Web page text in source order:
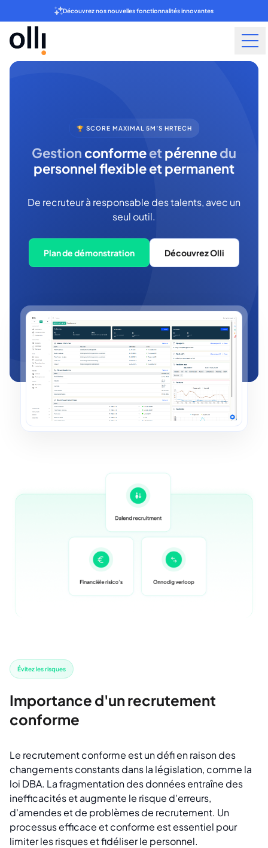
Découvrez nos nouvelles fonctionnalités innovantes
🏆 SCORE MAXIMAL 5M’S HRTECH
Gestion conformeetpérennedu
personnel flexible et permanent
De recruteur à responsable des talents, avec un
seul outil.
Plan de démonstration Découvrez Olli
Évitez les risques
Importance d'un recrutement
conforme
Le recrutement conforme est un défi en raison des
changements constants dans la législation, comme la
loi DBA. La fragmentation des données entraîne des
inefficacités et augmente le risque d'erreurs,
d'amendes et de problèmes de recrutement. Un
processus efficace et conforme est essentiel pour
limiter les risques et fidéliser le personnel.